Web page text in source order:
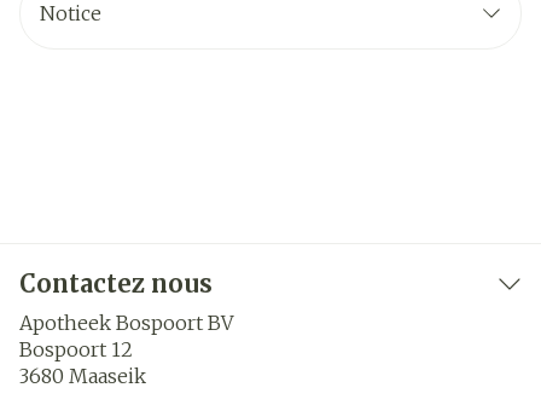
Notice
Contactez nous
Apotheek Bospoort BV
Bospoort 12
3680 Maaseik